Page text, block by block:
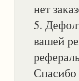
нет
5.
вашей
Спасибо